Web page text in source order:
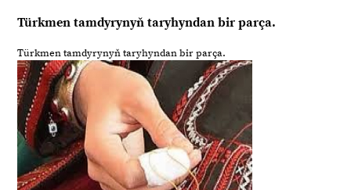
Türkmen tamdyrynyň taryhyndan bir parça.
Türkmen tamdyrynyň taryhyndan bir parça.